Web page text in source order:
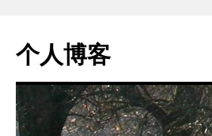
个人博客